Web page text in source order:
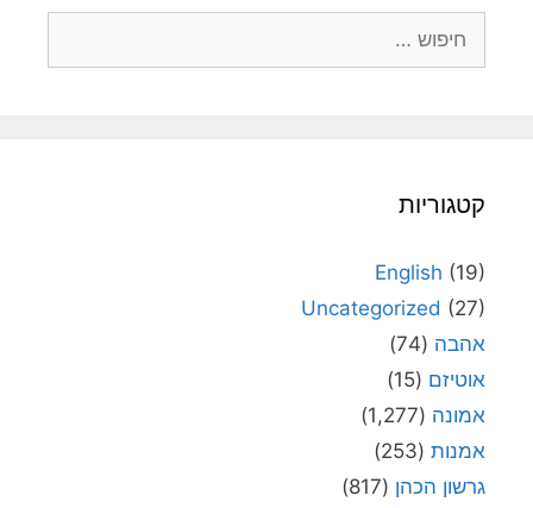
קטגוריות
English (19)
Uncategorized (27)
אהבה (74)
אוטיזם (15)
אמונה (1,277)
אמנות (253)
גרשון הכהן (817)